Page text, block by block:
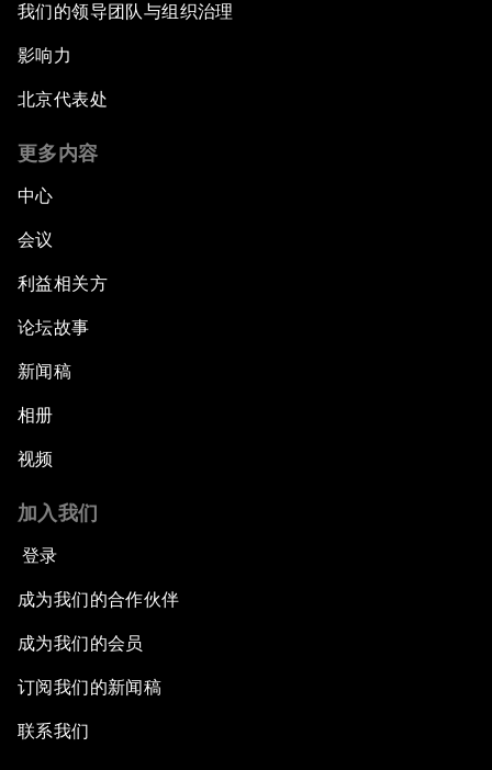
我们的领导团队与组织治理
影响力
北京代表处
更多内容
中心
会议
利益相关方
论坛故事
新闻稿
相册
视频
加入我们
登录
成为我们的合作伙伴
成为我们的会员
订阅我们的新闻稿
联系我们